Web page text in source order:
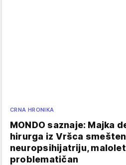
CRNA HRONIKA
MONDO saznaje: Majka
hirurga iz Vršca
neuropsihijatriju,
problematičan